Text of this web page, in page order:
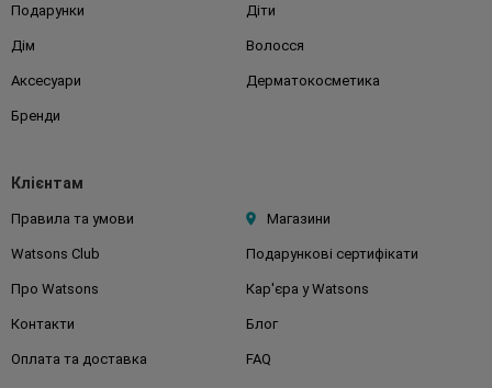
Подарунки Діти
Дім Волосся
Аксесуари Дерматокосметика
Бренди
Клієнтам
Правила та умови Магазини
Watsons Club Подарункові сертифікати
Про Watsons Кар'єра у Watsons
Контакти Блог
Оплата та доставка FAQ